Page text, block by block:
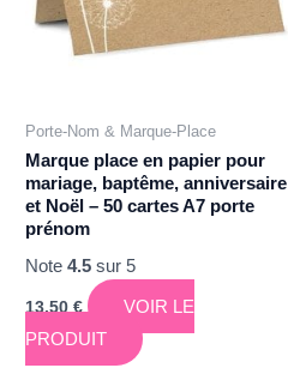
Porte-Nom & Marque-Place
Marque place en papier pour
mariage, baptême, anniversaire
et Noël – 50 cartes A7 porte
prénom
Note4.5 sur 5
13,50€
VOIR LE
PRODUIT